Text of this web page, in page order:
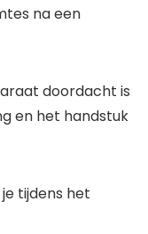
na een
doordacht is
en het handstuk
tijdens het